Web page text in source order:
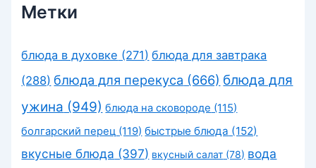
Метки
блюда в духовке (271) блюда для завтрака
(288) блюда для перекуса (666) блюда для
ужина (949) блюда на сковороде (115)
болгарский перец (119) быстрые блюда (152)
вкусные блюда (397) вкусный салат (78) вода